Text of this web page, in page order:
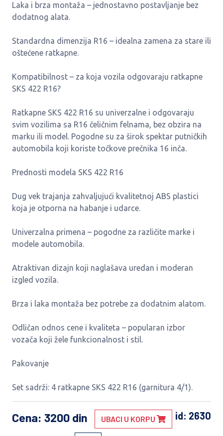
Laka i brza montaža – jednostavno postavljanje bez
dodatnog alata.
Standardna dimenzija R16 – idealna zamena za stare ili
oštećene ratkapne.
Kompatibilnost – za koja vozila odgovaraju ratkapne
SKS 422 R16?
Ratkapne SKS 422 R16 su univerzalne i odgovaraju
svim vozilima sa R16 čeličnim felnama, bez obzira na
marku ili model. Pogodne su za širok spektar putničkih
automobila koji koriste točkove prečnika 16 inča.
Prednosti modela SKS 422 R16
Dug vek trajanja zahvaljujući kvalitetnoj ABS plastici
koja je otporna na habanje i udarce.
Univerzalna primena – pogodne za različite marke i
modele automobila.
Atraktivan dizajn koji naglašava uredan i moderan
izgled vozila.
Brza i laka montaža bez potrebe za dodatnim alatom.
Odličan odnos cene i kvaliteta – popularan izbor
vozača koji žele funkcionalnost i stil.
Pakovanje
Set sadrži: 4 ratkapne SKS 422 R16 (garnitura 4/1).
Cena: 3200 din id: 2630
UBACI U KORPU